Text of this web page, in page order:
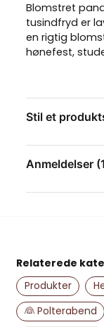
Blomstret
tusindfryd er
en rigtig
hønefest,
Stil et
Spørg os
Ja, du
Anmeldelser
Relaterede
Produkter
👰 Polterabend